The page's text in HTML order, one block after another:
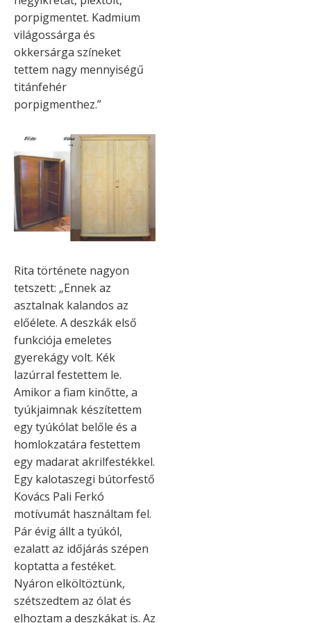
porpigmentet. Kadmium
világossárga és
okkersárga színeket
tettem nagy mennyiségű
titánfehér
porpigmenthez.”
Rita története nagyon
tetszett: „Ennek az
asztalnak kalandos az
előélete. A deszkák első
funkciója emeletes
gyerekágy volt. Kék
lazúrral festettem le.
Amikor a fiam kinőtte, a
tyúkjaimnak készítettem
egy tyúkólat belőle és a
homlokzatára festettem
egy madarat akrilfestékkel.
Egy kalotaszegi bútorfestő
Kovács Pali Ferkó
motívumát használtam fel.
Pár évig állt a tyúkól,
ezalatt az időjárás szépen
koptatta a festéket.
Nyáron elköltöztünk,
szétszedtem az ólat és
elhoztam a deszkákat is. Az